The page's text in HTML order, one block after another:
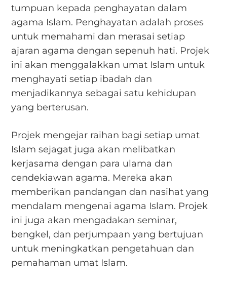
tumpuan kepada penghayatan dalam
agama Islam. Penghayatan adalah proses
untuk memahami dan merasai setiap
ajaran agama dengan sepenuh hati. Projek
ini akan menggalakkan umat Islam untuk
menghayati setiap ibadah dan
menjadikannya sebagai satu kehidupan
yang berterusan.
Projek mengejar raihan bagi setiap umat
Islam sejagat juga akan melibatkan
kerjasama dengan para ulama dan
cendekiawan agama. Mereka akan
memberikan pandangan dan nasihat yang
mendalam mengenai agama Islam. Projek
ini juga akan mengadakan seminar,
bengkel, dan perjumpaan yang bertujuan
untuk meningkatkan pengetahuan dan
pemahaman umat Islam.